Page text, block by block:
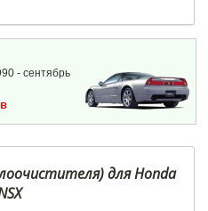
- сентябрь
для Honda